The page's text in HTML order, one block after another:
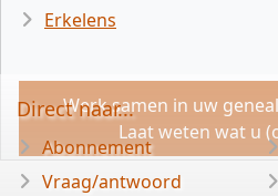
Erkelens
Werk samen in uw
Laat weten wat u
Direct naar...
Abonnement
Vraag/antwoord